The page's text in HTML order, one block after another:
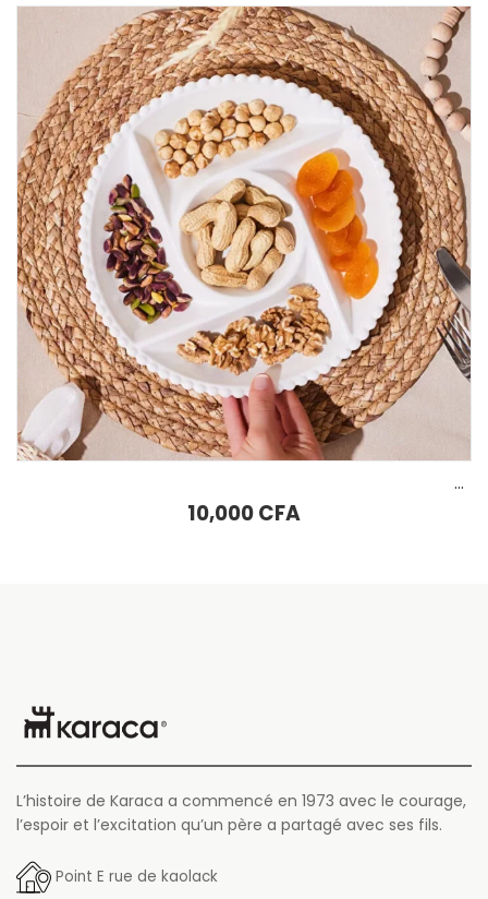
AJOUTER AU PANIER
Ensemble Karaca Home Terry Double Turkish Delight Ambre
9,500CFA
L’histoire de Karaca a commencé en 1973 avec le courage,
l’espoir et l’excitation qu’un père a partagé avec ses fils.
Point E rue de kaolack